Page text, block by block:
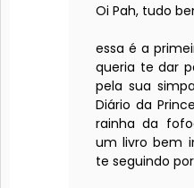
Oi Pah, tudo
essa é a
queria te dar
pela sua
Diário da
rainha da
um livro bem
te seguindo